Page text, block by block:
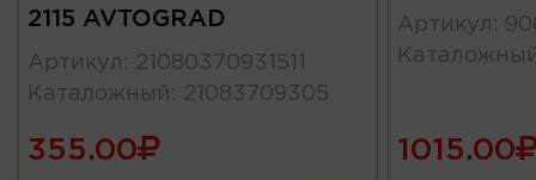
2115 AVTOGRAD
Артикул : 21080370931511
Каталожный : 21083709305
355.00
Артикул :
1015.00